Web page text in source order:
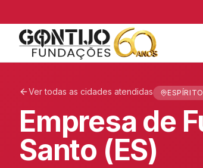
Ver todas as cidades atendidas
Empresa de
Santo (ES)